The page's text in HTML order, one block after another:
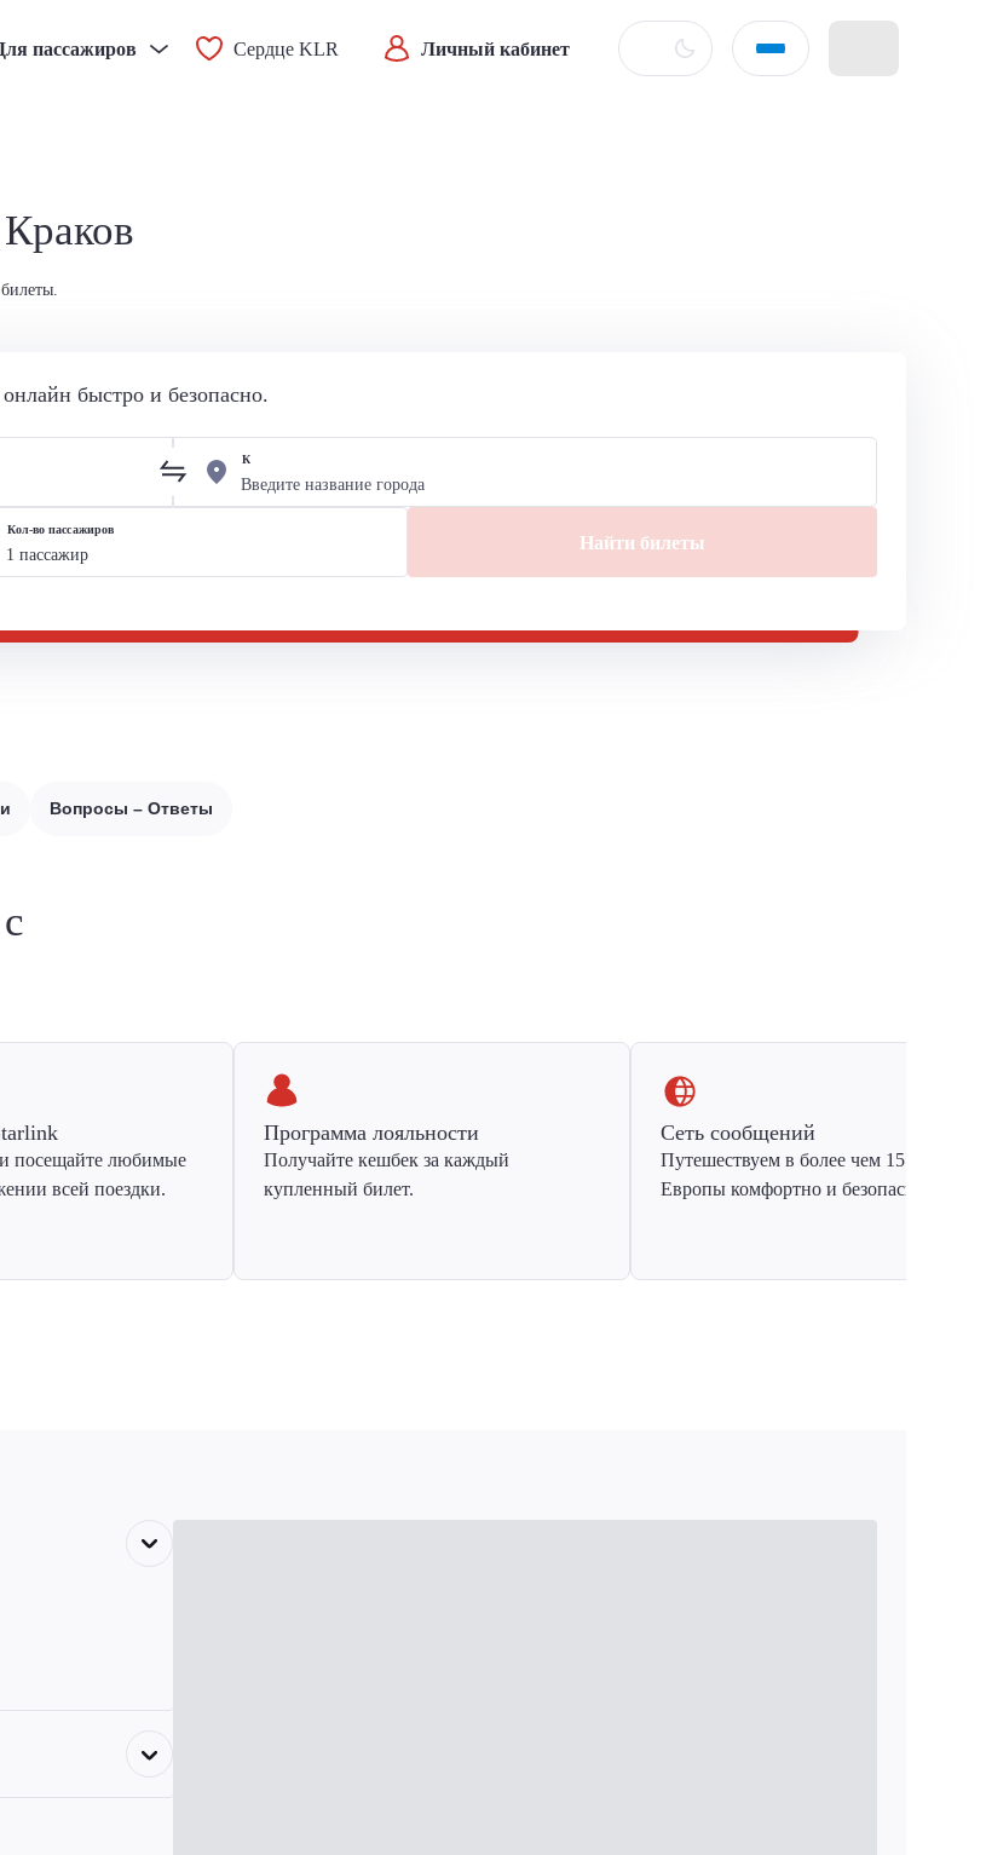
пассажиров Сердце KLR Личный кабинет
быстро и безопасно.
К
Кол-во пассажиров
Найти билеты
Вопросы – Ответы
и посещайте любимые
всей поездки.
Программа лояльности
Получайте кешбек за каждый
купленный билет.
Сеть сообщений
Путешествуем в более чем 15 стран
Европы комфортно и безопасно.